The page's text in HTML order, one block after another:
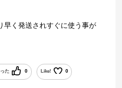
早く発送されすぐに使う事が
た 0 Like! 0